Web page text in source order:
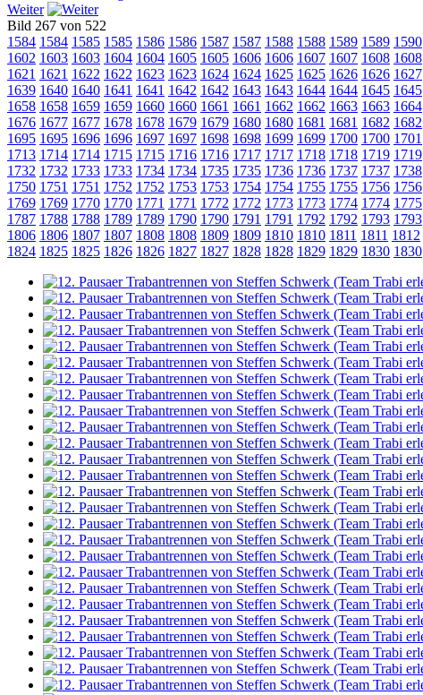
Weiter
Bild 267 von 522
1584 1584 1585 1585 1586 1586 1587 1587 1588 1588 1589 1589 1590
1602 1603 1603 1604 1604 1605 1605 1606 1606 1607 1607 1608 1608
1621 1621 1622 1622 1623 1623 1624 1624 1625 1625 1626 1626 1627
1639 1640 1640 1641 1641 1642 1642 1643 1643 1644 1644 1645 1645
1658 1658 1659 1659 1660 1660 1661 1661 1662 1662 1663 1663 1664
1676 1677 1677 1678 1678 1679 1679 1680 1680 1681 1681 1682 1682
1695 1695 1696 1696 1697 1697 1698 1698 1699 1699 1700 1700 1701
1713 1714 1714 1715 1715 1716 1716 1717 1717 1718 1718 1719 1719
1732 1732 1733 1733 1734 1734 1735 1735 1736 1736 1737 1737 1738
1750 1751 1751 1752 1752 1753 1753 1754 1754 1755 1755 1756 1756
1769 1769 1770 1770 1771 1771 1772 1772 1773 1773 1774 1774 1775
1787 1788 1788 1789 1789 1790 1790 1791 1791 1792 1792 1793 1793
1806 1806 1807 1807 1808 1808 1809 1809 1810 1810 1811 1811 1812
1824 1825 1825 1826 1826 1827 1827 1828 1828 1829 1829 1830 1830